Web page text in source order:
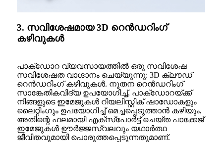
3. സവിശേഷമായ 3D റെൻഡറിംഗ്
കഴിവുകൾ
പാക്ഡോറ വ്യവസായത്തിൽ ഒരു സവിശേഷ
സവിശേഷത വാഗ്ദാനം ചെയ്യുന്നു: 3D ക്ലൗഡ്
റെൻഡറിംഗ് കഴിവുകൾ. നൂതന റെൻഡറിംഗ്
സാങ്കേതികവിദ്യ ഉപയോഗിച്ച്, പാക്ഡോറയ്ക്ക്
നിങ്ങളുടെ ഇമേജുകൾ റിയലിസ്റ്റിക് ഷാഡോകളും
ലൈറ്റിംഗും ഉപയോഗിച്ച് മെച്ചപ്പെടുത്താൻ കഴിയും,
അതിന്റെ ഫലമായി എക്സ്പോർട്ട് ചെയ്ത പാക്കേജ്
ഇമേജുകൾ ഊർജ്ജസ്വലവും യഥാർത്ഥ
ജീവിതവുമായി പൊരുത്തപ്പെടുന്നതുമാണ്.